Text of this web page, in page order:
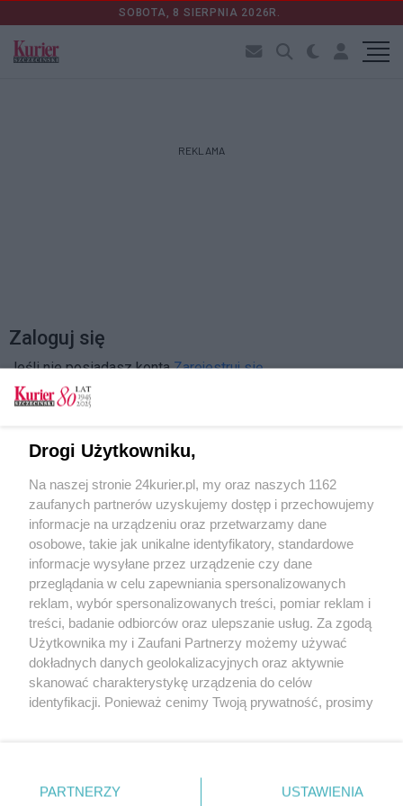
SOBOTA, 8 SIERPNIA 2026R.
REKLAMA
Zaloguj się
Jeśli nie posiadasz kontaZarejestruj się
Zapamiętać?
Zaloguj
Zapomniałem hasła
Copyright © 2022 Kurier Szczeciński sp. z o.o.
Drogi Użytkowniku,
Na naszej stronie 24kurier.pl, my oraz naszych 1162
zaufanych partnerów uzyskujemy dostęp i przechowujemy
informacje na urządzeniu oraz przetwarzamy dane
osobowe, takie jak unikalne identyfikatory, standardowe
informacje wysyłane przez urządzenie czy dane
przeglądania w celu zapewniania spersonalizowanych
reklam, wybór spersonalizowanych treści, pomiar reklam i
treści, badanie odbiorców oraz ulepszanie usług. Za zgodą
Użytkownika my i Zaufani Partnerzy możemy używać
dokładnych danych geolokalizacyjnych oraz aktywnie
skanować charakterystykę urządzenia do celów
identyfikacji. Ponieważ cenimy Twoją prywatność, prosimy
prywatności znajdujący się w lewym dolnym rogu strony
. Niektóre rodzaje przetwarzania danych nie wymagają
PARTNERZY USTAWIENIA